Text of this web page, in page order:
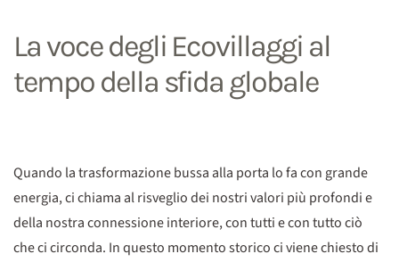
La voce degli Ecovillaggi al
tempo della sfida globale
Quando la trasformazione bussa alla porta lo fa con grande
energia, ci chiama al risveglio dei nostri valori più profondi e
della nostra connessione interiore, con tutti e con tutto ciò
che ci circonda. In questo momento storico ci viene chiesto di